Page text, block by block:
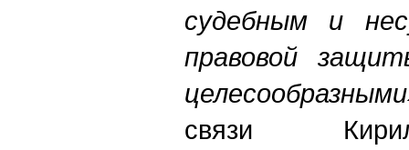
судебным и
правовой
связи